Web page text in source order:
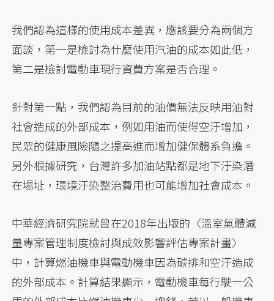
我們認為這樣的使用成本差異，應該要分為兩個方
面談，第一是檢討為什麼使用汽油的成本如此低，
第二是檢討電動車現行資費方案是否合理。
針對第一點，我們認為目前的油價無法反映用油對
社會造成的外部成本，例如用油而使得空汙增加，
民眾的健康風險隨之提高進而增加健保體系負擔。
另外根據研究，台灣許多加油站點都是地下汙染潛
在場址，環境汙染整治費用也可能增加社會成本。
中華經濟研究院就曾在2018年出版的〈溫室氣體減
量專案管理制度檢討與成效影響評估專案計畫〉
中，計算燃油機車與電動機車因為碳排和空汙造成
的外部成本。計算結果顯示，電動機車每行駛一公